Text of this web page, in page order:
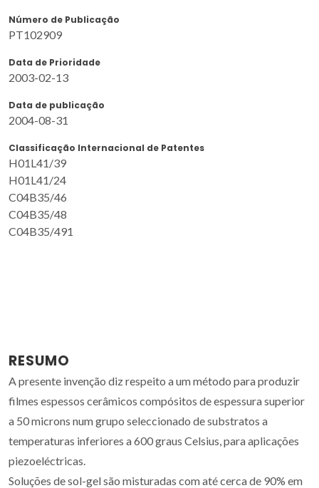
Número de Publicação
PT102909
Data de Prioridade
2003-02-13
Data de publicação
2004-08-31
Classificação Internacional de Patentes
H01L41/39
H01L41/24
C04B35/46
C04B35/48
C04B35/491
RESUMO
A presente invenção diz respeito a um método para produzir
filmes espessos cerâmicos compósitos de espessura superior
a 50 microns num grupo seleccionado de substratos a
temperaturas inferiores a 600 graus Celsius, para aplicações
piezoeléctricas.
Soluções de sol-gel são misturadas com até cerca de 90% em